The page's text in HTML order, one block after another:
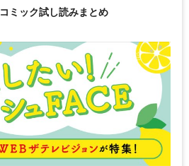
コミック試し読みまとめ